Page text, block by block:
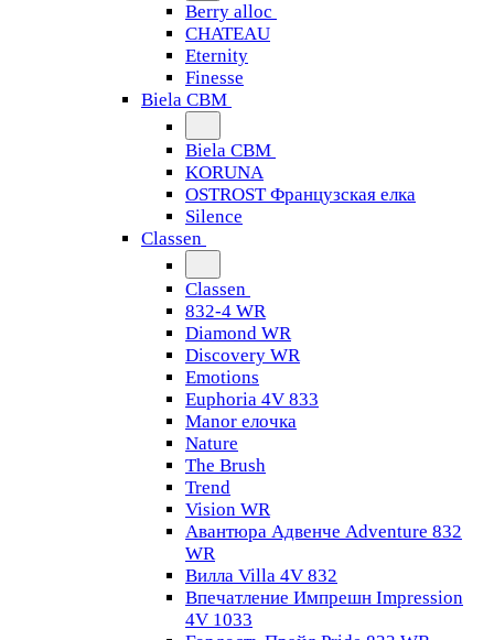
Berry alloc
CHATEAU
Eternity
Finesse
Biela CBM
Biela CBM
KORUNA
OSTROST Французская елка
Silence
Classen
Classen
832-4 WR
Diamond WR
Discovery WR
Emotions
Euphoria 4V 833
Manor елочка
Nature
The Brush
Trend
Vision WR
Авантюра Адвенче Adventure 832
WR
Вилла Villa 4V 832
Впечатление Импрешн Impression
4V 1033